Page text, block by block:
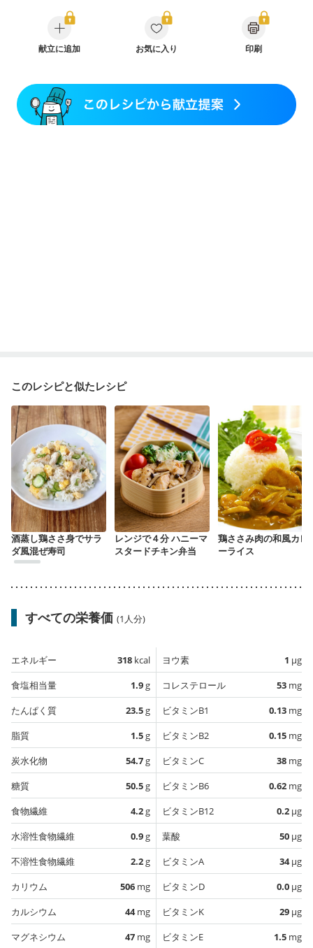
糖尿病性腎症（第１期）
糖尿病性腎症（第２期）
糖尿病性腎症（第３期）
CKD（ステージ１）
CKD（ステージ２）
CKD（ステージ３b）
乳がん治療を終えた方・経過観察中の方など
飲み込みにくい
食欲がない 産後（ミルク）
骨折
骨粗しょう症
献立に追加 お気に入り 印刷
このレシピと似たレシピ
酒蒸し鶏ささ身でサラ
ダ風混ぜ寿司
レンジで４分 ハニーマ
スタードチキン弁当
鶏ささみ肉の和風カレ
ーライス
すべての栄養価 (1人分)
エネルギー 318 kcal
食塩相当量
1.9g
たんぱく質
23.5g
脂質
1.5g
炭水化物
54.7g
糖質
50.5g
食物繊維
4.2g
水溶性食物繊維
0.9g
不溶性食物繊維
2.2g
カリウム
506 mg
カルシウム
44mg
マグネシウム
47 mg
ヨウ素 1 µg
コレステロール
53 mg
ビタミンB1
0.13 mg
ビタミンB2
0.15 mg
ビタミンC
38 mg
ビタミンB6
0.62 mg
ビタミンB12
0.2 µg
葉酸
50 µg
ビタミンA
34µg
ビタミンD
0.0 µg
ビタミンK
29 µg
ビタミンE
1.5 mg